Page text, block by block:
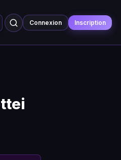
Connexion Inscription